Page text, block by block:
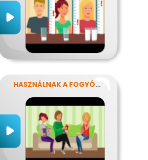
HASZNÁLNAK A FOGYÓKÚRÁK?